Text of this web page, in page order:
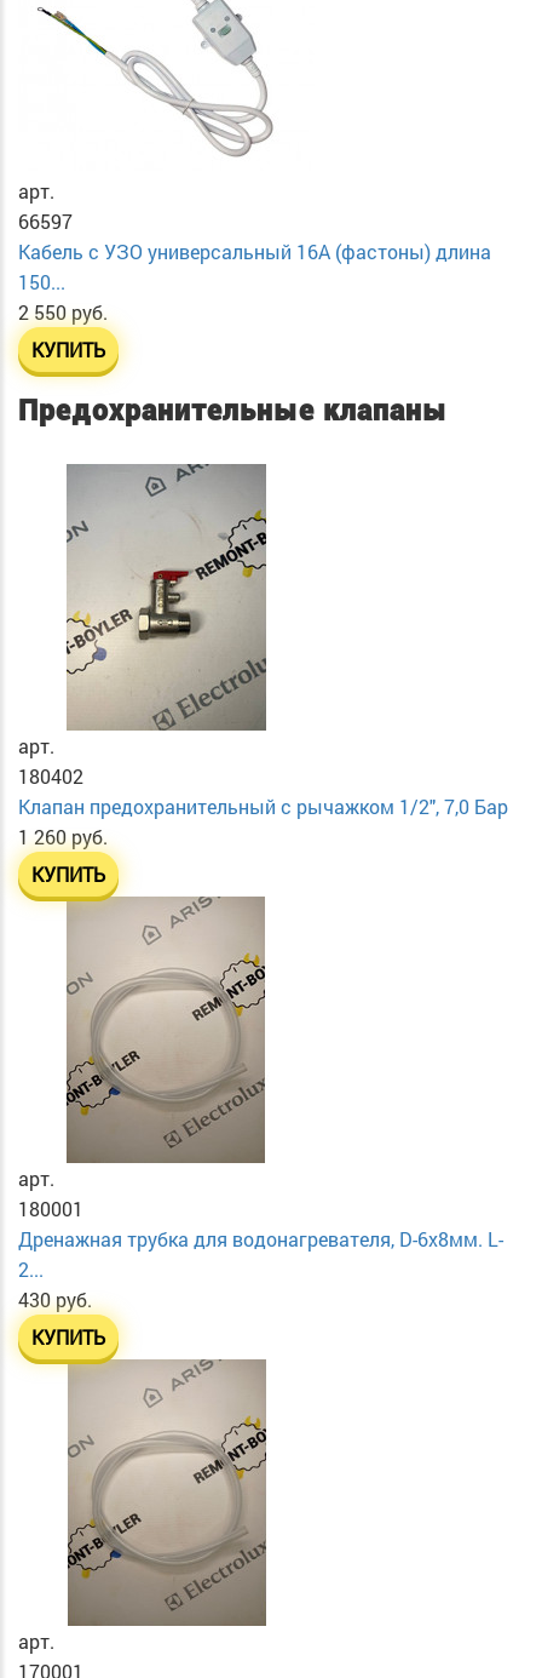
арт.
66597
Кабель с УЗО универсальный 16А (фастоны) длина
150...
2 550 руб.
КУПИТЬ
Предохранительные клапаны
арт.
180402
Клапан предохранительный с рычажком 1/2", 7,0 Бар
1 260 руб.
КУПИТЬ
арт.
180001
Дренажная трубка для водонагревателя, D-6х8мм. L-
2...
430 руб.
КУПИТЬ
арт.
170001